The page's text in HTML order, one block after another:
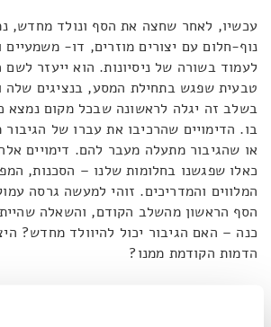
עכשיו, לאחר שחצה את הסף ונולד מחדש,
נוף-חלום עם יצורים מוזרים, דו- משמעיים
לעמוד בשורה של ניסיונות. הוא ייעזר
טבעית שפגש בתחילת המסע, בנציגים שלה
בשלב זה יגלה לראשונה שבכל מקום נמצא
בו. הדימויים שהרכיבו את עברו של הגיבור
או שהגיבור מתעלה מעבר להם. דימויים
כאלו שפגשנו בחלומות שלנו – הסכנות,
המלווים והמדריכים. זוהי למעשה גרסה
הסף הראשון מהשלב הקודם, והשאלה
כנה – האם הגיבור יכול להיוולד מחדש?
הדמות הקודמת ממנו?
לאחר שהביס את כל המפלצות והמכשולים